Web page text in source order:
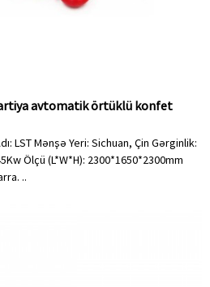
avtomatik örtüklü konfet
LST Mənşə Yeri: Sichuan, Çin Gərginlik:
Ölçü (L*W*H): 2300*1650*2300mm
..